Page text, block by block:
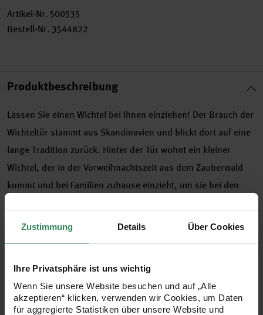
Zustimmung Details Über Cookies
Ihre Privatsphäre ist uns wichtig
Wenn Sie unsere Website besuchen und auf „Alle
akzeptieren“ klicken, verwenden wir Cookies, um Daten
für aggregierte Statistiken über unsere Website und
Artikel-Nr. 500535
Bestell-Nr. 3544822
Produktbeschreibung
Lassen Sie einen Wichtel bei Ihnen einziehen! Der Brauch der
Wichteltür stammt aus Skandinavien und blickt dort auf eine
lange Tradition zurück. Hinter der Tür wohnt ein kleiner
Wichtel, der in der Vorweihnachtszeit aus dem Zauberwald
kommt und bei Familien zuhause einzieht, um sie bei den
der Wichtel ist ein nachtaktives Wesen. Tagsüber schläft er
und zu auch mal Schabernack. Wichtel lieben die
Gartenarbeit, damit dies gut klappt, benötigt der Wichtel
Gartenwerkzeuge wie Gießkanne, Schubkarre und